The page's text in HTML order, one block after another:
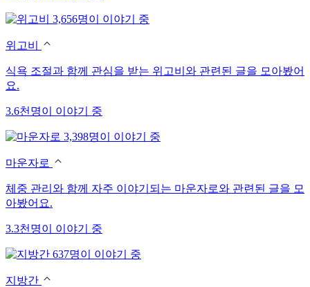
3,656명이 이야기 중
위고비
식욕 조절과 함께 관심을 받는 위고비와 관련된 글을 모아봤어
요.
3.6천명이 이야기 중
3,398명이 이야기 중
마운자로
체중 관리와 함께 자주 이야기되는 마운자로와 관련된 글을 모
아봤어요.
3.3천명이 이야기 중
637명이 이야기 중
지방간